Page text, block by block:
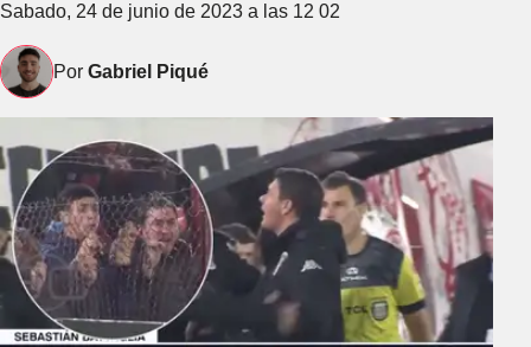
Sabado, 24 de junio de 2023 a las 12 02
Por Gabriel Piqué